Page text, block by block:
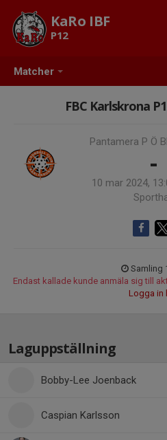
Matcher
KaRo IBF
P12
FBC Karlskrona
Pantamera P Ö
-
10 mar 2024,
Samling
Endast kallade kunde anmäla sig till
Logga in
Laguppställning
Bobby-Lee Joenback
Caspian Karlsson